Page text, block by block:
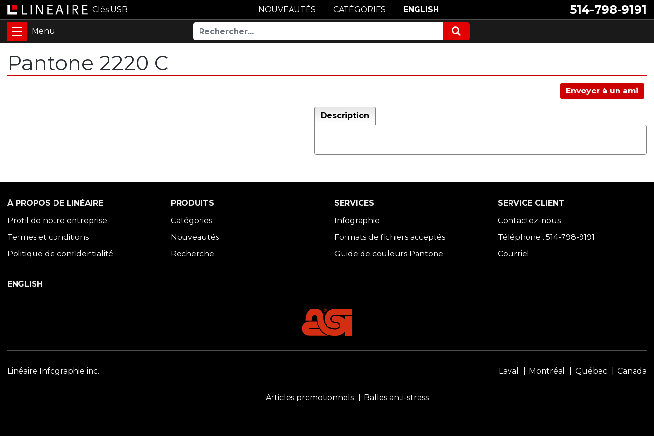
Clés USB 514-798-9191
NOUVEAUTÉS CATÉGORIES ENGLISH
Pantone 2220 C
Envoyer à un ami
Description
À PROPOS DE LINÉAIRE
Profil de notre entreprise
Termes et conditions
Politique de confidentialité
PRODUITS
Catégories
Nouveautés
Recherche
SERVICES
Infographie
Formats de fichiers acceptés
Guide de couleurs Pantone
SERVICE CLIENT
Contactez-nous
Téléphone : 514-798-9191
Courriel
ENGLISH
Linéaire Infographie inc. Laval Montréal Québec Canada
Articles promotionnels Balles anti-stress